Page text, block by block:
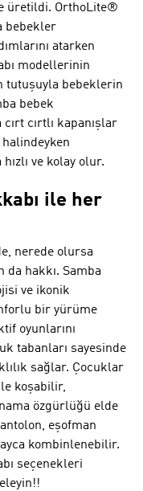
üretildi. OrthoLite®
bebekler
atarken
modellerinin
tutuşuyla bebeklerin
bebek
cırtlı kapanışlar
ve kolay olur.
ile her
nerede olursa
da hakkı. Samba
ve ikonik
bir yürüme
oyunlarını
tabanları sayesinde
sağlar. Çocuklar
koşabilir,
özgürlüğü elde
eşofman
kombinlenebilir.
seçenekleri